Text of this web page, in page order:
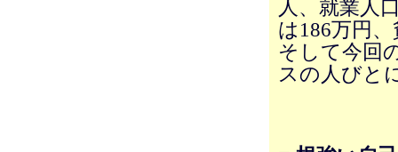
人、就業人
は186万円
そして今回
スの人びと